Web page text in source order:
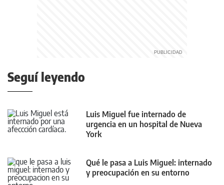
Seguí leyendo
Luis Miguel fue internado de
urgencia en un hospital de Nueva
York
Qué le pasa a Luis Miguel: internado
y preocupación en su entorno